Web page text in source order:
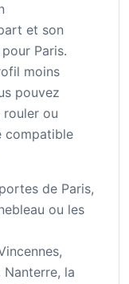
et son
Paris.
moins
pouvez
rouler ou
compatible
de Paris,
ou les
Nanterre, la